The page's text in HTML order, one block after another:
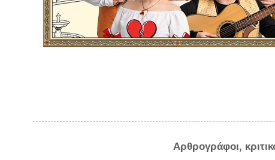
Αρθρογράφοι,